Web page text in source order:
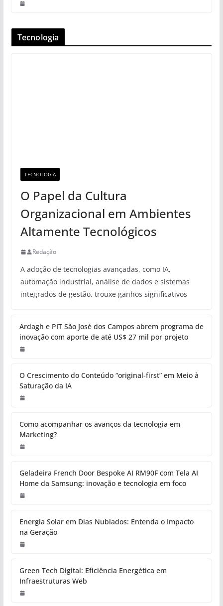
Tecnologia
TECNOLOGIA
O Papel da Cultura
Organizacional em Ambientes
Altamente Tecnológicos
Redação
A adoção de tecnologias avançadas, como IA,
automação industrial, análise de dados e sistemas
integrados de gestão, trouxe ganhos significativos
Ardagh e PIT São José dos Campos abrem programa de
inovação com aporte de até US$ 27 mil por projeto
O Crescimento do Conteúdo “original-first” em Meio à
Saturação da IA
Como acompanhar os avanços da tecnologia em
Marketing?
Geladeira French Door Bespoke AI RM90F com Tela AI
Home da Samsung: inovação e tecnologia em foco
Energia Solar em Dias Nublados: Entenda o Impacto
na Geração
Green Tech Digital: Eficiência Energética em
Infraestruturas Web